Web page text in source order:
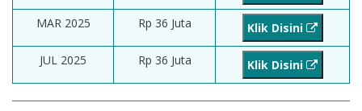
MAR 2025 Rp 36 Juta Klik Disini
JUL 2025 Rp 36 Juta Klik Disini